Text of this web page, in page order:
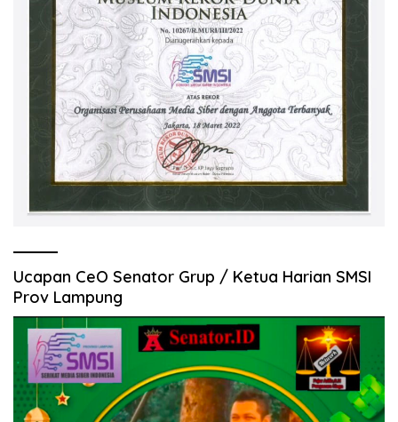
Ucapan CeO Senator Grup / Ketua Harian SMSI
Prov Lampung